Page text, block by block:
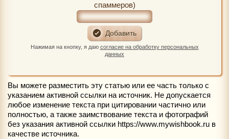
спаммеров)
Нажимая на кнопку, я даю согласие на обработку персональных
данных
Вы можете разместить эту статью или ее часть только с
указанием активной ссылки на источник. Не допускается
любое изменение текста при цитировании частично или
полностью, а также заимствование текста и фотографий
без указания активной ссылки https://www.mywishbook.ru в
качестве источника.